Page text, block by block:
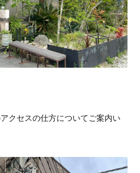
クセスの仕方についてご案内い